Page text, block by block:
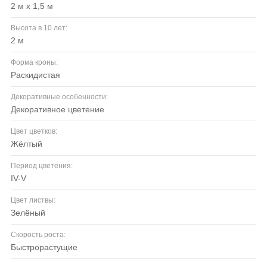
2 м х 1,5 м
Высота в 10 лет:
2 м
Форма кроны:
раскидистая
Декоративные особенности:
декоративное цветение
Цвет цветков:
жёлтый
Период цветения:
IV-V
Цвет листвы:
зелёный
Скорость роста:
быстрорастущие